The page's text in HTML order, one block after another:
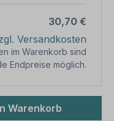
30,70 €
Versandkosten
im Warenkorb sind
Endpreise möglich.
Warenkorb